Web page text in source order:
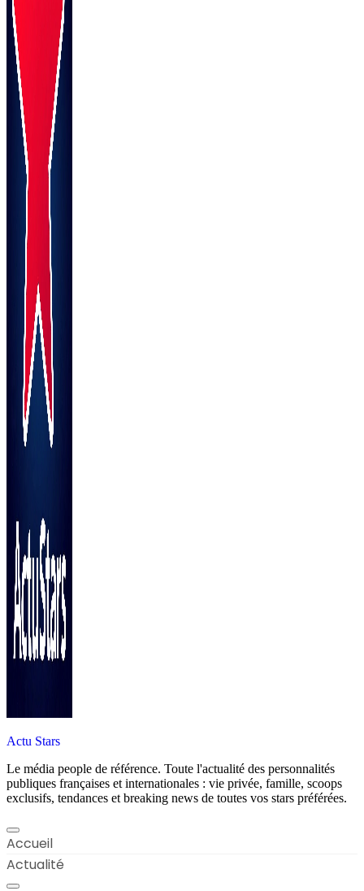
Actu Stars
Le média people de référence. Toute l'actualité des personnalités
publiques françaises et internationales : vie privée, famille, scoops
exclusifs, tendances et breaking news de toutes vos stars préférées.
Accueil
Actualité